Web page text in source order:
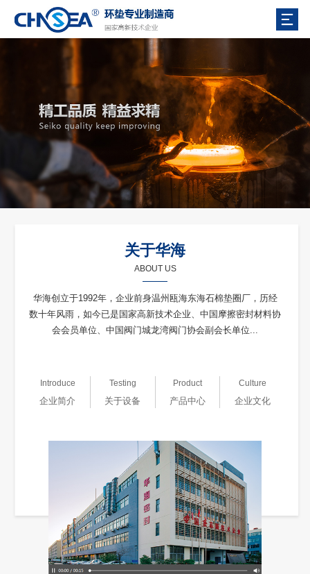
关于华海
ABOUT US
华海创立于1992年，企业前身温州瓯海东海石棉垫圈厂，历经
数十年风雨，如今已是国家高新技术企业、中国摩擦密封材料协
会会员单位、中国阀门城龙湾阀门协会副会长单位...
Introduce
企业简介
Testing
关于设备
Product
产品中心
Culture
企业文化